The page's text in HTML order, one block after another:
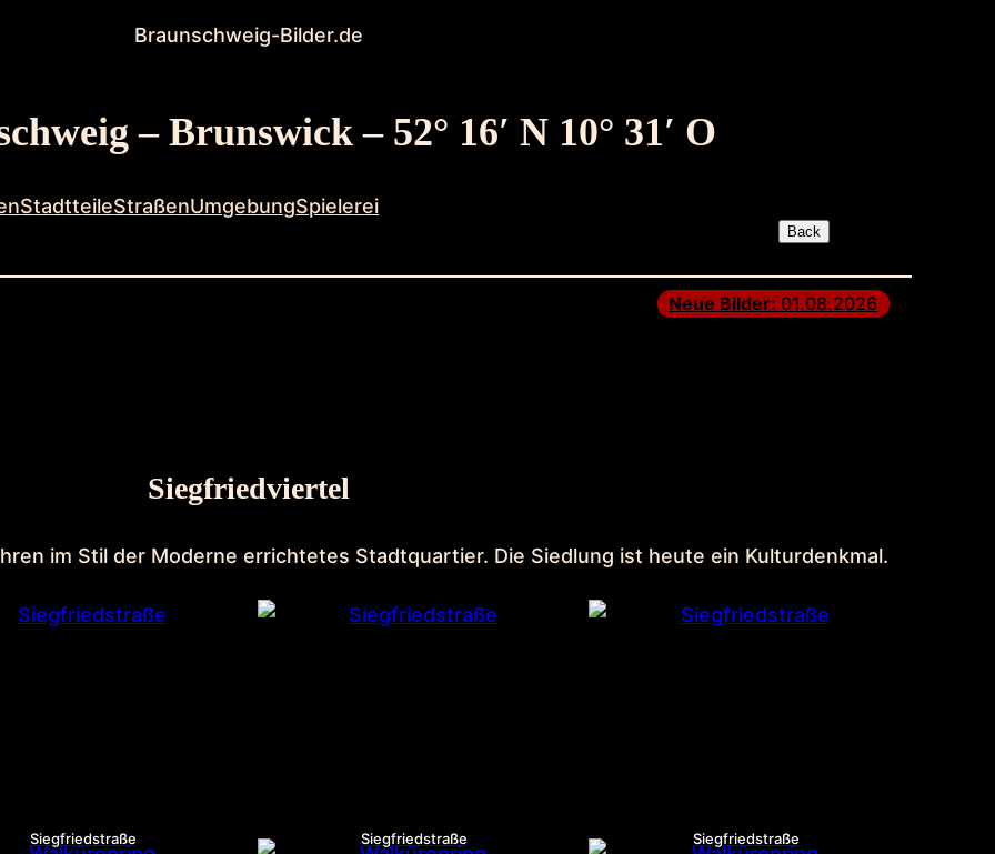
Braunschweig-Bilder.de
– Brunswick – 52° 16′ N 10° 31′ O
StadtteileStraßenUmgebungSpielerei
Neue Bilder: 01.08.2026
Siegfriedviertel
im Stil der Moderne errichtetes Stadtquartier. Die Siedlung ist heute ein Kulturdenkmal.
Siegfriedstraße Siegfriedstraße Siegfriedstraße